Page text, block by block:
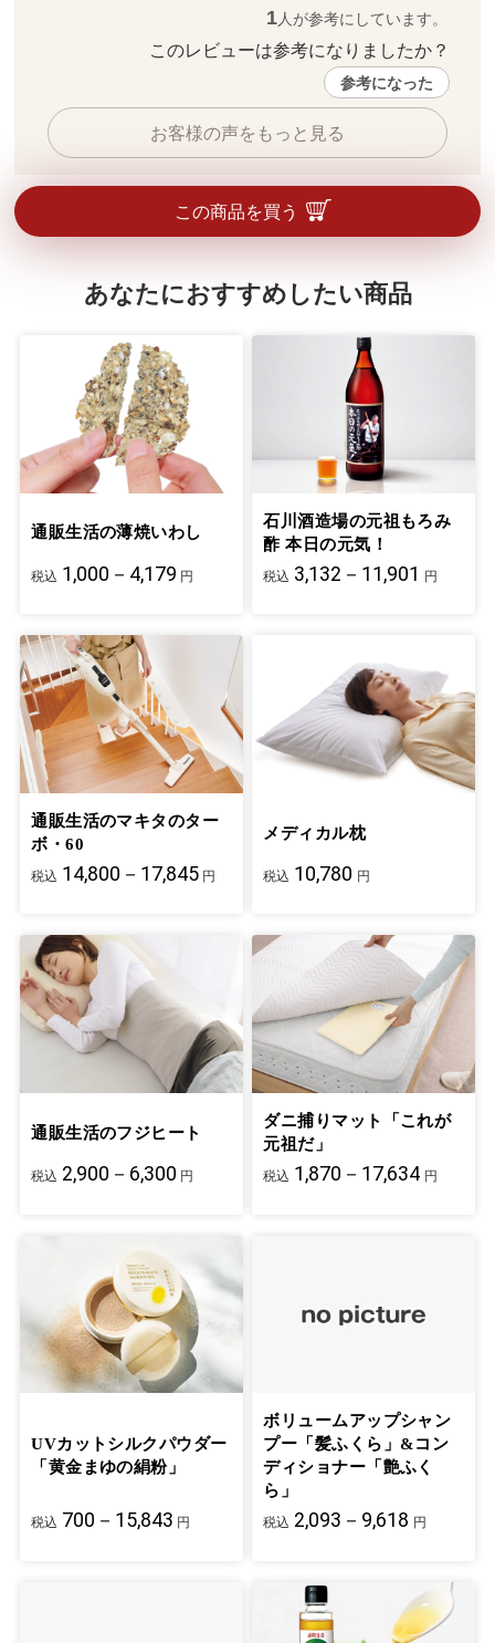
1人が参考にしています。
このレビューは参考になりましたか？
参考になった
お客様の声をもっと見る
この商品を買う
あなたにおすすめしたい商品
通販生活の薄焼いわし
税込 1,000－4,179 円
石川酒造場の元祖もろみ
酢 本日の元気！
税込 3,132－11,901 円
通販生活のマキタのター
ボ・60
税込 14,800－17,845 円
メディカル枕
税込 10,780 円
通販生活のフジヒート
税込 2,900－6,300 円
ダニ捕りマット「これが
元祖だ」
税込 1,870－17,634 円
UVカットシルクパウダー
「黄金まゆの絹粉」
税込 700－15,843 円
ボリュームアップシャン
プー「髪ふくら」&コン
ディショナー「艶ふく
ら」
税込 2,093－9,618 円